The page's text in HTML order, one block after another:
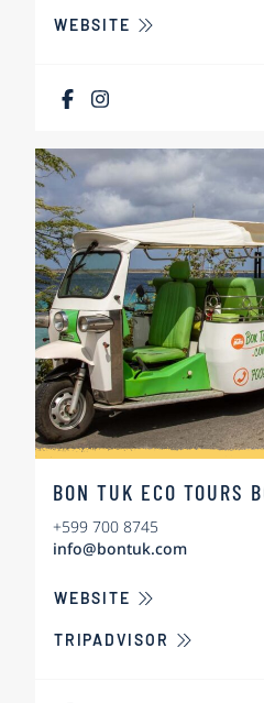
WEBSITE ÜBER BLOU
BON TUK ECO TOURS
+599 700 8745
info@bontuk.com
WEBSITE ÜBER BON TUK
TRIPADVISOR